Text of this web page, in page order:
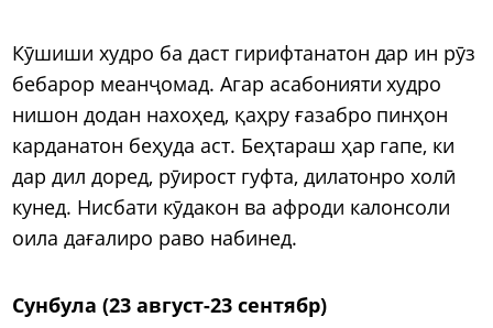
Кӯшиши худро ба даст гирифтанатон дар ин рӯз
бебарор меанҷомад. Агар асабонияти худро
нишон додан нахоҳед, қаҳру ғазабро пинҳон
карданатон беҳуда аст. Беҳтараш ҳар гапе, ки
дар дил доред, рӯирост гуфта, дилатонро холӣ
кунед. Нисбати кӯдакон ва афроди калонсоли
оила дағалиро раво набинед.
Сунбула (23 август-23 сентябр)